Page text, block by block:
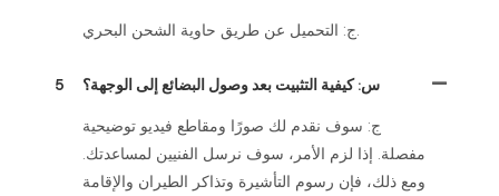
ج: التحميل عن طريق حاوية الشحن البحري.
5 س: كيفية التثبيت بعد وصول البضائع إلى الوجهة؟
ج: سوف نقدم لك صورًا ومقاطع فيديو توضيحية
مفصلة. إذا لزم الأمر، سوف نرسل الفنيين لمساعدتك.
ومع ذلك، فإن رسوم التأشيرة وتذاكر الطيران والإقامة